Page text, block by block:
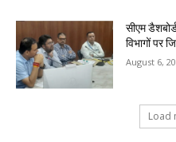
सीएम
विभागों पर
August 6,
Load